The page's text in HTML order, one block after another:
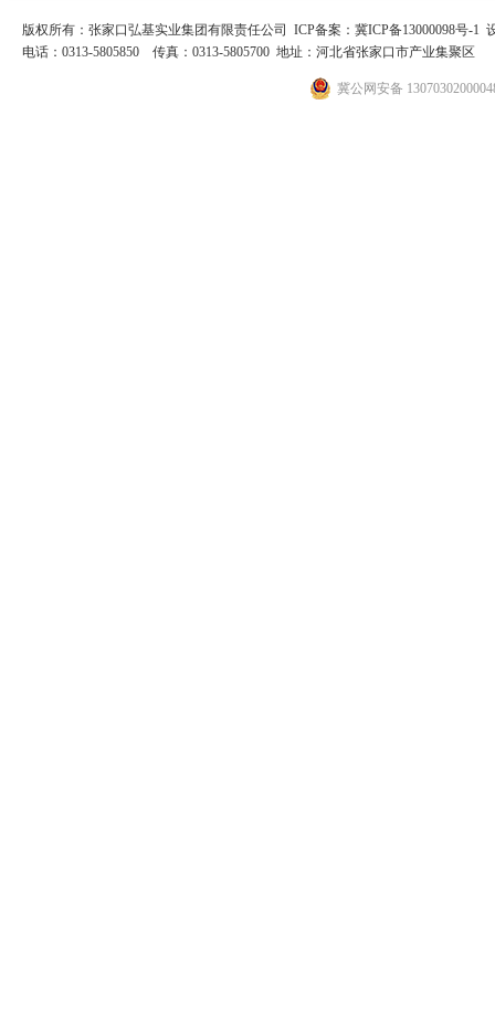
版权所有：张家口弘基实业集团有限责任公司 ICP备案： 冀ICP备13000098号-1
电话：0313-5805850 传真：0313-5805700 地址：河北省张家口市产业集聚区
冀公网安备